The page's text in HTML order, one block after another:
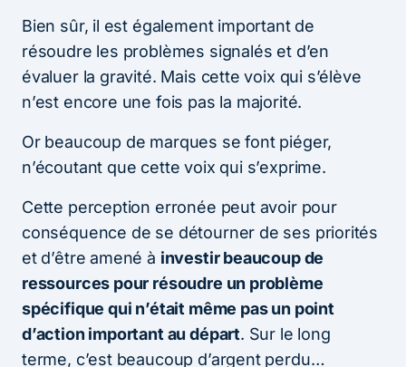
Bien sûr, il est également important de
résoudre les problèmes signalés et d’en
évaluer la gravité. Mais cette voix qui s’élève
n’est encore une fois pas la majorité.
Or beaucoup de marques se font piéger,
n’écoutant que cette voix qui s’exprime.
Cette perception erronée peut avoir pour
conséquence de se détourner de ses priorités
et d’être amené à investir beaucoup de
ressources pour résoudre un problème
spécifique qui n’était même pas un point
d’action important au départ. Sur le long
terme, c’est beaucoup d’argent perdu…